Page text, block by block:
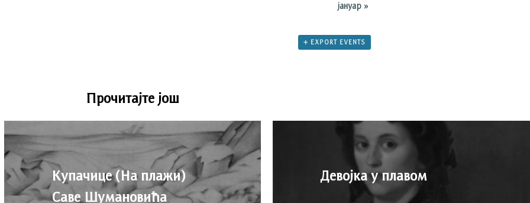
јануар »
+ EXPORT EVENTS
Прочитајте још
Купачице (На плажи)
Саве Шумановића
Девојка у плавом